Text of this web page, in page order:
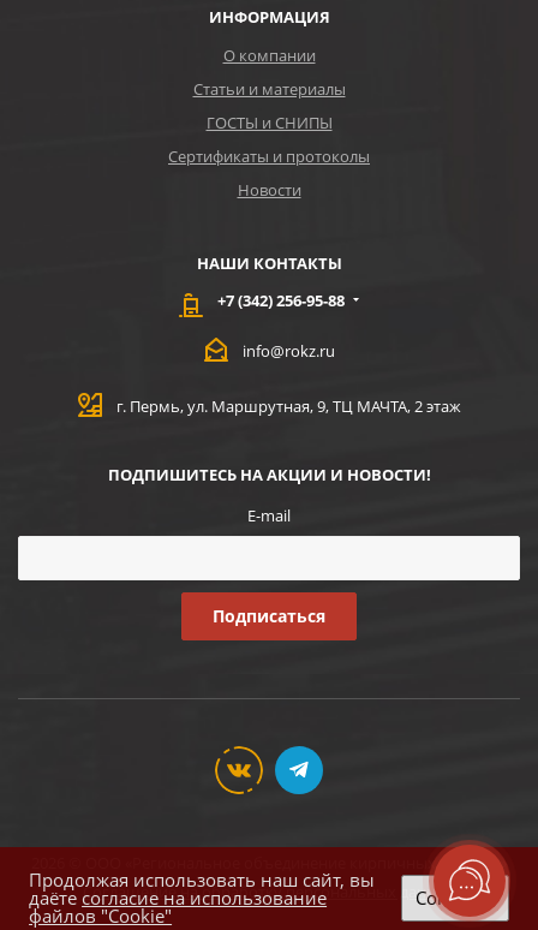
ИНФОРМАЦИЯ
О компании
Статьи и материалы
ГОСТЫ и СНИПЫ
Сертификаты и протоколы
Новости
НАШИ КОНТАКТЫ
+7 (342) 256-95-88
info@rokz.ru
г. Пермь, ул. Маршрутная, 9, ТЦ МАЧТА, 2 этаж
ПОДПИШИТЕСЬ НА АКЦИИ И НОВОСТИ!
E-mail
2026 © ООО «Региональное объединение кирпичных заводов»
Соглашение на обработку персональных данных
Продолжая использовать наш сайт, вы
даёте согласие на использование
файлов "Cookie"
Согласен